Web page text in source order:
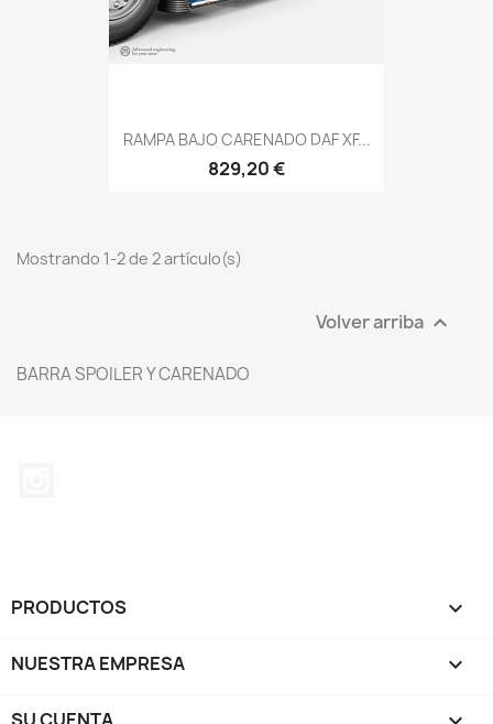
RAMPA BAJO CARENADO DAF XF...
829,20 €
Mostrando 1-2 de 2 artículo(s)
Volver arriba 
BARRA SPOILER Y CARENADO
PRODUCTOS 
NUESTRA EMPRESA 
SU CUENTA